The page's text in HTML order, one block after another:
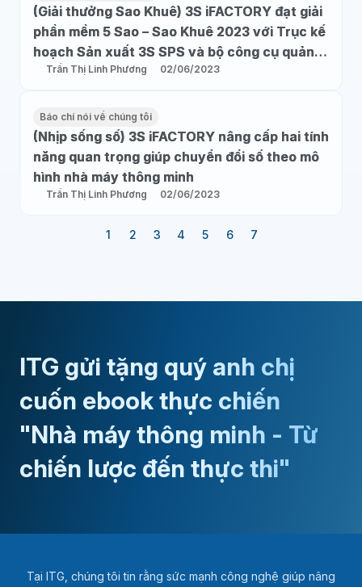
(Giải thưởng Sao Khuê) 3S iFACTORY đạt giải
phần mềm 5 Sao – Sao Khuê 2023 với Trục kế
hoạch Sản xuất 3S SPS và bộ công cụ quản
trị hiệu suất Smart-KPI
Trần Thị Linh Phương 02/06/2023
Báo chí nói về chúng tôi
(Nhịp sống số) 3S iFACTORY nâng cấp hai tính
năng quan trọng giúp chuyển đổi số theo mô
hình nhà máy thông minh
Trần Thị Linh Phương 02/06/2023
1 2 3 4 5 6 7
ITG gửi tặng quý anh chị
cuốn ebook thực chiến
"Nhà máy thông minh - Từ
chiến lược đến thực thi"
Tại ITG, chúng tôi tin rằng sức mạnh công nghệ giúp nâng